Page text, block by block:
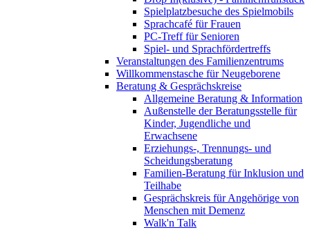
Spielplatzbesuche des Spielmobils
Sprachcafé für Frauen
PC-Treff für Senioren
Spiel- und Sprachfördertreffs
Veranstaltungen des Familienzentrums
Willkommenstasche für Neugeborene
Beratung & Gesprächskreise
Allgemeine Beratung & Information
Außenstelle der Beratungsstelle für
Kinder, Jugendliche und
Erwachsene
Erziehungs-, Trennungs- und
Scheidungsberatung
Familien-Beratung für Inklusion und
Teilhabe
Gesprächskreis für Angehörige von
Menschen mit Demenz
Walk'n Talk